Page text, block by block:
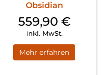
Obsidian
559,90 €
inkl. MwSt.
Mehr erfahren